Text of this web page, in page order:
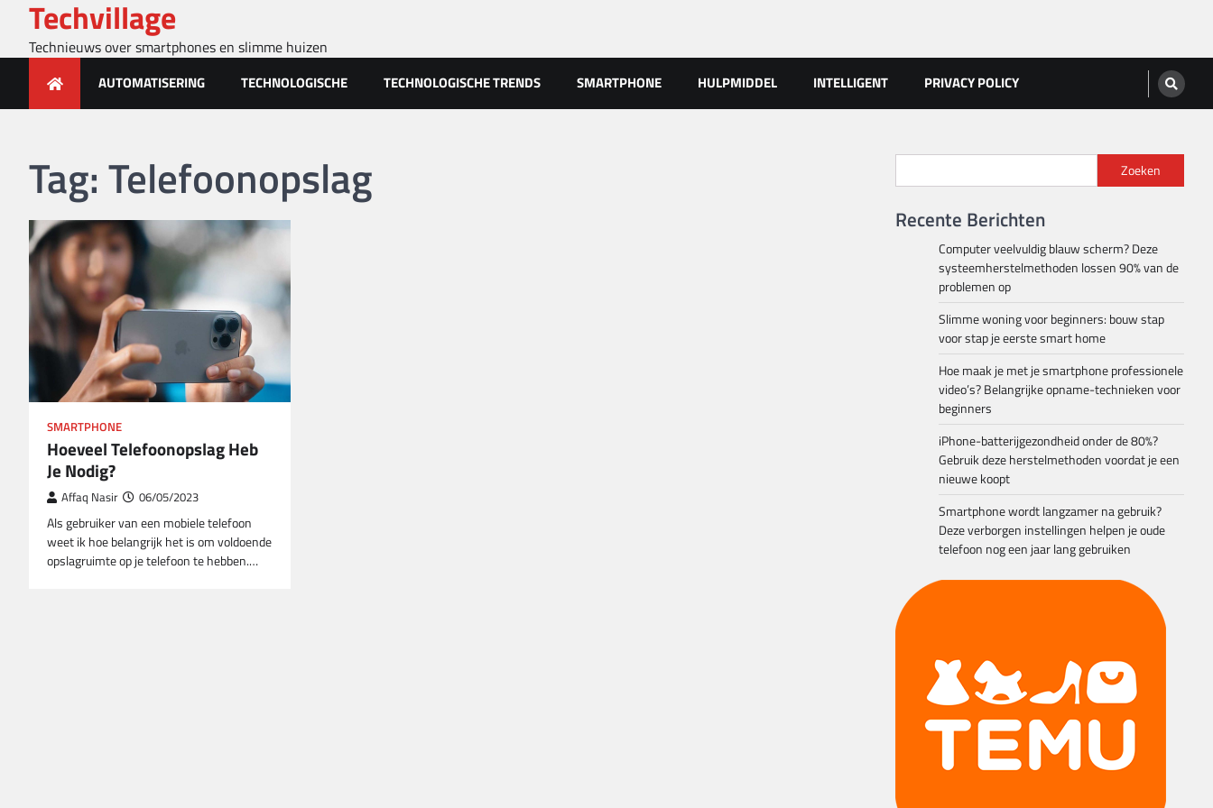
content
Techvillage
Technieuws over smartphones en slimme huizen
AUTOMATISERING TECHNOLOGISCHE TECHNOLOGISCHE TRENDS SMARTPHONE HULPMIDDEL INTELLIGENT PRIVACY POLICY
Tag:Telefoonopslag
SMARTPHONE
Hoeveel Telefoonopslag Heb
Je Nodig?
Affaq Nasir 06/05/2023
Als gebruiker van een mobiele telefoon
weet ik hoe belangrijk het is om voldoende
opslagruimte op je telefoon te hebben.…
Zoeken
Recente Berichten
Computer veelvuldig blauw scherm? Deze
systeemherstelmethoden lossen 90% van de
problemen op
Slimme woning voor beginners: bouw stap
voor stap je eerste smart home
Hoe maak je met je smartphone professionele
video’s? Belangrijke opname-technieken voor
beginners
iPhone-batterijgezondheid onder de 80%?
Gebruik deze herstelmethoden voordat je een
nieuwe koopt
Smartphone wordt langzamer na gebruik?
Deze verborgen instellingen helpen je oude
telefoon nog een jaar lang gebruiken